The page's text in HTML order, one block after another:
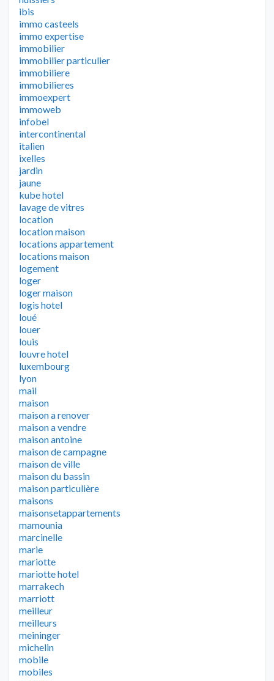
ibis
immo casteels
immo expertise
immobilier
immobilier particulier
immobiliere
immobilieres
immoexpert
immoweb
infobel
intercontinental
italien
ixelles
jardin
jaune
kube hotel
lavage de vitres
location
location maison
locations appartement
locations maison
logement
loger
loger maison
logis hotel
loué
louer
louis
louvre hotel
luxembourg
lyon
mail
maison
maison a renover
maison a vendre
maison antoine
maison de campagne
maison de ville
maison du bassin
maison particulière
maisons
maisonsetappartements
mamounia
marcinelle
marie
mariotte
mariotte hotel
marrakech
marriott
meilleur
meilleurs
meininger
michelin
mobile
mobiles